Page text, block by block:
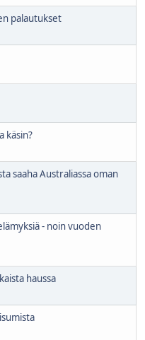
palautukset
käsin?
saaha Australiassa oman
- noin vuoden
haussa